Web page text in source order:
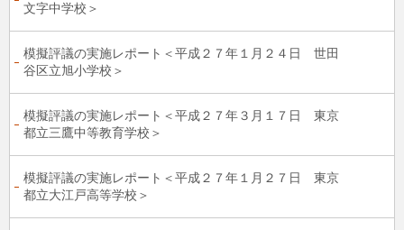
文字中学校＞
模擬評議の実施レポート＜平成２７年１月２４日 世田
谷区立旭小学校＞
模擬評議の実施レポート＜平成２７年３月１７日 東京
都立三鷹中等教育学校＞
模擬評議の実施レポート＜平成２７年１月２７日 東京
都立大江戸高等学校＞